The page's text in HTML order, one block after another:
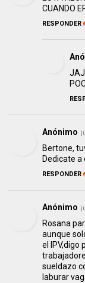
CUANDO
RESPONDER
Anónimo
Bertone,
Dedicate a
RESPONDER
Anónimo
Rosana
aunque
el IPV,digo
sueldazo
laburar